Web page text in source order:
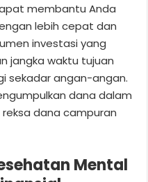
membantu Anda
lebih cepat dan
investasi yang
jangka waktu tujuan
sekadar angan-angan.
dana dalam
dana campuran
Mental